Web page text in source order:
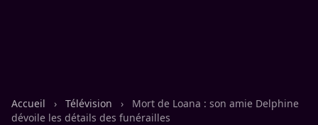
Accueil › Télévision ›
Mort de Loana : son amie Delphine
dévoile les détails des funérailles